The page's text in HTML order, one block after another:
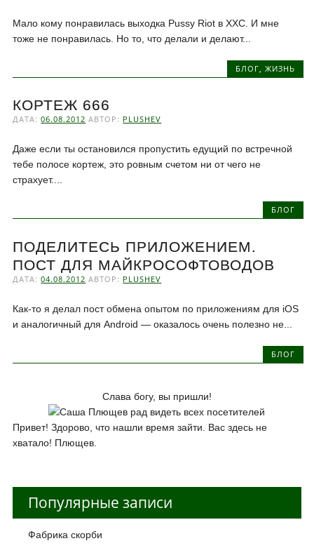
Мало кому понравилась выходка Pussy Riot в ХХС. И мне
тоже не понравилась. Но то, что делали и делают...
БЛОГ, ЖИЗНЬ
КОРТЕЖ 666
ДАТА:06.08.2012 АВТОР: PLUSHEV
Даже если ты остановился пропустить едущий по встречной
тебе полосе кортеж, это ровным счетом ни от чего не
страхует....
БЛОГ
ПОДЕЛИТЕСЬ ПРИЛОЖЕНИЕМ.
ПОСТ ДЛЯ МАЙКРОСОФТОВОДОВ
ДАТА:04.08.2012 АВТОР: PLUSHEV
Как-то я делал пост обмена опытом по приложениям для iOS
и аналогичный для Android — оказалось очень полезно не...
БЛОГ
Слава богу, вы пришли!
Привет! Здорово, что нашли время зайти. Вас здесь не
хватало! Плющев.
Популярные записи
Фабрика скорби